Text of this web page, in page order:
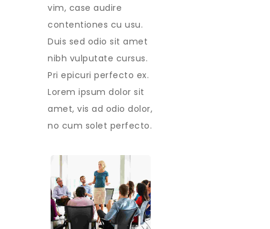
vim, case audire
contentiones cu usu.
Duis sed odio sit amet
nibh vulputate cursus.
Pri epicuri perfecto ex.
Lorem ipsum dolor sit
amet, vis ad odio dolor,
no cum solet perfecto.